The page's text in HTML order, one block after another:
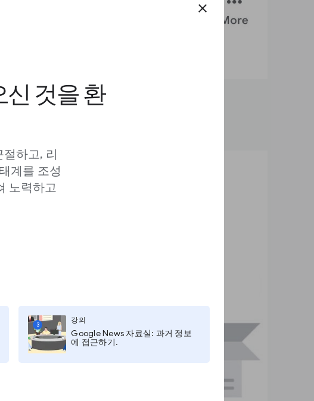
close
것을 환
하고, 리
계를 조성
노력하고
3
강의
Google News 자료실: 과거 정보
에 접근하기.